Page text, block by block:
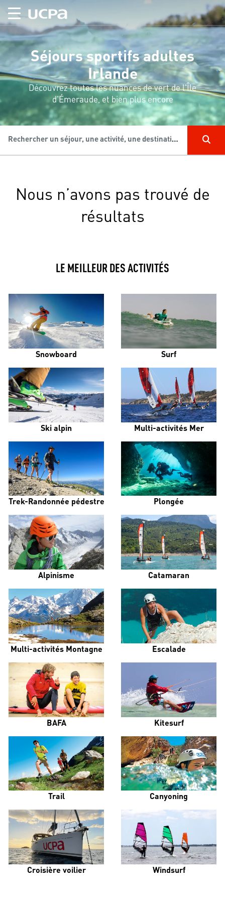
Séjours sportifs adultes
Irlande
Découvrez toutes les nuances de vert de l'Île
d'Émeraude, et bien plus encore
Rechercher un séjour, une activité, une destination...
Nous n’avons pas trouvé de
résultats
LE MEILLEUR DES ACTIVITÉS
Snowboard Surf
Ski alpin Multi-activités Mer
Trek-Randonnée pédestre Plongée
Alpinisme Catamaran
Multi-activités Montagne Escalade
BAFA Kitesurf
Trail Canyoning
Croisière voilier Windsurf